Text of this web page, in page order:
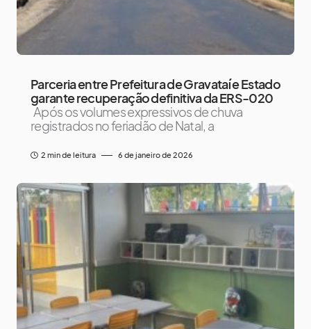
Parceria entre Prefeitura de Gravataí e Estado
garante recuperação definitiva da ERS-020
Após os volumes expressivos de chuva
registrados no feriadão de Natal, a
2 min de leitura 6 de janeiro de 2026